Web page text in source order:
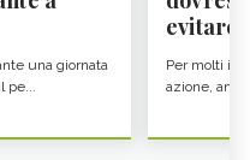
una giornata
pe...
evitare
Per molti il
azione,